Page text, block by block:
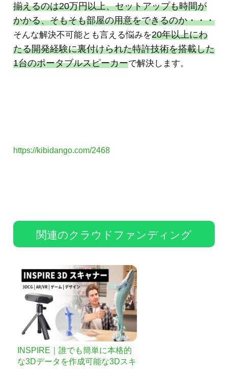
揃えるのは20万円以上、セットアップも時間が
かかる、そもそも部屋の用意をできるのか・・・
そんな解決不可能とも言える悩みを20年以上にわ
たる開発経験に裏付けられた特許技術を搭載した
1台のポータブルスピーカーで解決します。
https://kibidango.com/2468
関連のクラウドファンディング
INSPIRE｜誰でも簡単に本格的
な3Dデータを作成可能な3Dスキ